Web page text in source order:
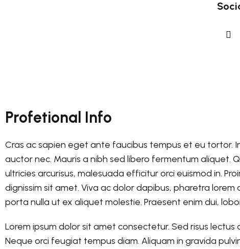
Profetional Info
Cras ac sapien eget ante faucibus tempus et eu tortor.
auctor nec. Mauris a nibh sed libero fermentum aliquet.
ultricies arcurisus, malesuada efficitur orci euismod in.
dignissim sit amet. Viva ac dolor dapibus, pharetra
porta nulla ut ex aliquet molestie. Praesent enim dui,
Lorem ipsum dolor sit amet consectetur. Sed risus
Neque orci feugiat tempus diam. Aliquam in gravida